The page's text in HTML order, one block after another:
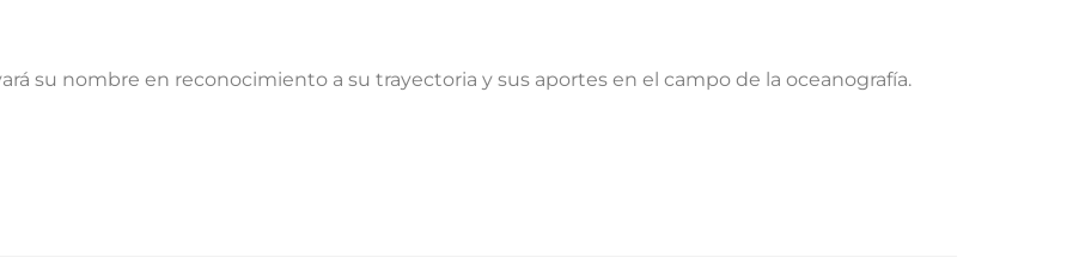
su nombre en reconocimiento a su trayectoria y sus aportes en el campo de la oceanografía.